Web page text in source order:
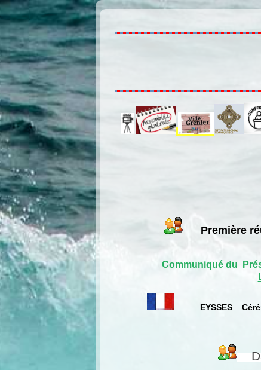
Première
Communiqué du
EYSSES